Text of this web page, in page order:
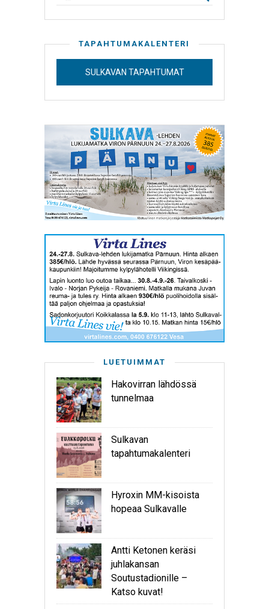
TAPAHTUMAKALENTERI
SULKAVAN TAPAHTUMAT
LUETUIMMAT
Hakovirran lähdössä
tunnelmaa
Sulkavan
tapahtumakalenteri
Hyroxin MM-kisoista
hopeaa Sulkavalle
Antti Ketonen keräsi
juhlakansan
Soutustadionille –
Katso kuvat!